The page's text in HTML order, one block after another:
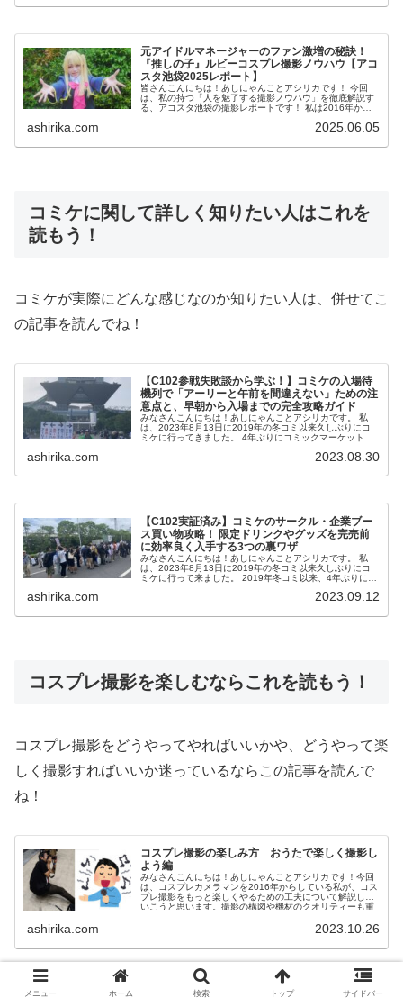
元アイドルマネージャーのファン激増の秘訣！
『推しの子』ルビーコスプレ撮影ノウハウ【アコ
スタ池袋2025レポート】
皆さんこんにちは！あしにゃんことアシリカです！ 今回
は、私の持つ「人を魅了する撮影ノウハウ」を徹底解説す
る、アコスタ池袋の撮影レポートです！ 私は2016年から
ashirika.com 2025.06.05
コミケに関して詳しく知りたい人はこれを
読もう！
コミケが実際にどんな感じなのか知りたい人は、併せてこ
の記事を読んでね！
【C102参戦失敗談から学ぶ！】コミケの入場待
機列で「アーリーと午前を間違えない」ための注
意点と、早朝から入場までの完全攻略ガイド
みなさんこんにちは！あしにゃんことアシリカです。 私
は、2023年8月13日に2019年の冬コミ以来久しぶりにコ
ミケに行ってきました。 4年ぶりにコミックマーケット
ashirika.com 2023.08.30
【C102実証済み】コミケのサークル・企業ブー
ス買い物攻略！ 限定ドリンクやグッズを完売前
に効率良く入手する3つの裏ワザ
みなさんこんにちは！あしにゃんことアシリカです。 私
は、2023年8月13日に2019年の冬コミ以来久しぶりにコ
ミケに行って来ました。 2019年冬コミ以来、4年ぶりに参
ashirika.com 2023.09.12
コスプレ撮影を楽しむならこれを読もう！
コスプレ撮影をどうやってやればいいかや、どうやって楽
しく撮影すればいいか迷っているならこの記事を読んで
ね！
コスプレ撮影の楽しみ方 おうたで楽しく撮影し
よう編
みなさんこんにちは！あしにゃんことアシリカです！今回
は、コスプレカメラマンを2016年からしている私が、コス
プレ撮影をもっと楽しくやるための工夫について解説して
いこうと思います。撮影の構図や機材のクオリティーも重
ashirika.com 2023.10.26
メニュー ホーム 検索 トップ サイドバー